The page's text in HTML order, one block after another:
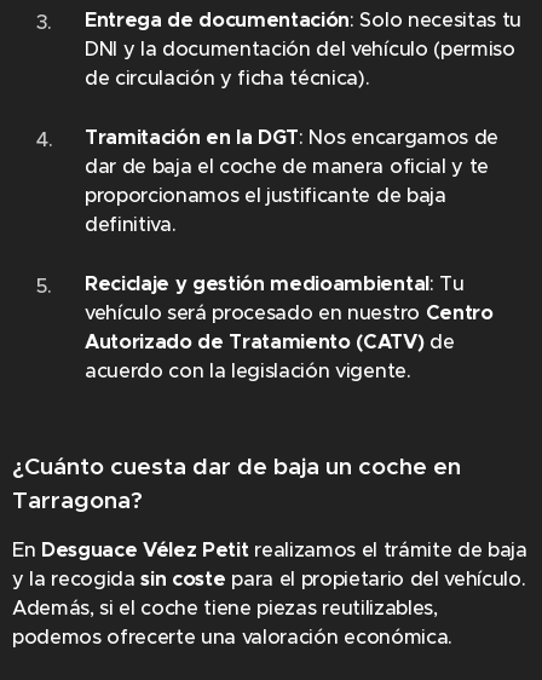
Entrega de documentación: Solo necesitas tu
DNI y la documentación del vehículo (permiso
de circulación y ficha técnica).
Tramitación en la DGT: Nos encargamos de
dar de baja el coche de manera oficial y te
proporcionamos el justificante de baja
definitiva.
Reciclaje y gestión medioambiental: Tu
vehículo será procesado en nuestro Centro
Autorizado de Tratamiento (CATV)de
acuerdo con la legislación vigente.
¿Cuánto cuesta dar de baja un coche en
Tarragona?
En Desguace Vélez Petitrealizamos el trámite de baja
y la recogidasin coste para el propietario del vehículo.
Además, si el coche tiene piezas reutilizables,
podemos ofrecerte una valoración económica.